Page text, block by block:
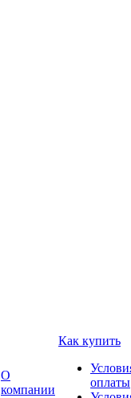
О
компании
Как купить
оплаты